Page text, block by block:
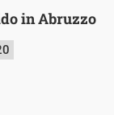
in Abruzzo